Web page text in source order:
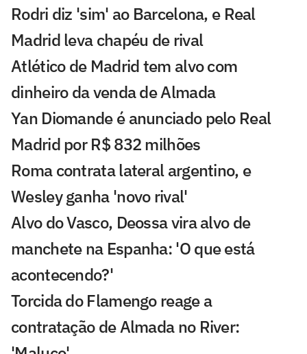
Rodri diz 'sim' ao Barcelona, e Real
Madrid leva chapéu de rival
Atlético de Madrid tem alvo com
dinheiro da venda de Almada
Yan Diomande é anunciado pelo Real
Madrid por R$ 832 milhões
Roma contrata lateral argentino, e
Wesley ganha 'novo rival'
Alvo do Vasco, Deossa vira alvo de
manchete na Espanha: 'O que está
acontecendo?'
Torcida do Flamengo reage a
contratação de Almada no River: